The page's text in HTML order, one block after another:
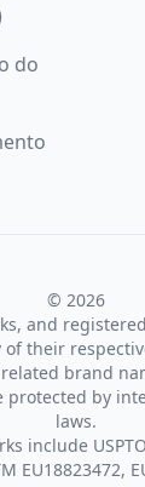
do
© 2026
and
of their
brand
protected by
laws.
include
EU18823472,